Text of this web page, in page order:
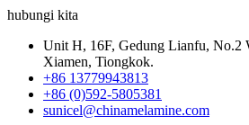
hubungi kita
Unit H, 16F, Gedung Lianfu, No.2
Xiamen, Tiongkok.
+86 13779943813
+86 (0)592-5805381
sunicel@chinamelamine.com